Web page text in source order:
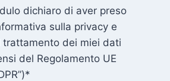
dichiaro di aver preso
sulla privacy e
trattamento dei miei dati
del Regolamento UE